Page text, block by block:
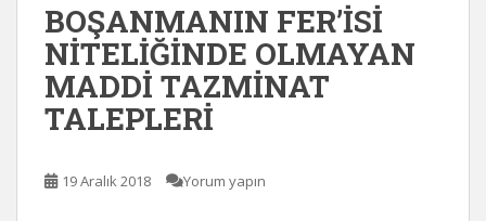
BOŞANMANIN FER’İSİ
NİTELİĞİNDE OLMAYAN
MADDİ TAZMİNAT
TALEPLERİ
19 Aralık 2018 Yorum yapın